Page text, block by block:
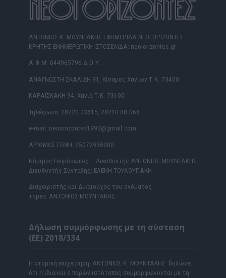
ΑΝΤΩΝΙΟΣ Κ. ΜΟΥΝΤΑΚΗΣ ΕΦΗΜΕΡΙΔΑ ΝΕΟΙ ΟΡΙΖΟΝΤΕΣ
ΚΡΗΤΗΣ ΕΝΗΜΕΡΩΤΙΚΗ ΙΣΤΟΣΕΛΙΔΑ: neoiorizontes.gr
Α.Φ.Μ. 044965796 Δ.Ο.Υ.
ΑΝΑΓΝΩΣΤΗ ΣΚΑΛΙΔΗ 91, Κίσαμος Χανίων Τ.Κ. 73400
ΚΑΡΑΪΣΚΑΚΗ 94, Χανιά Τ.Κ. 73100
Τηλέφωνα: 28220 23615, 28210 88.066
e-mail: neoiorizontes1992@gmail.com
ΑΡΙΘΜΟΣ ΓΕΜΗ: 75072958000
Νόμιμος Εκπρόσωπος – Διευθυντής ΑΝΤΩΝΙΟΣ ΜΟΥΝΤΑΚΗΣ
Διευθυντής Σύνταξης: ΕΛΕΝΗ ΤΟΥΛΟΥΠΑΚΗ
Διαχειριστής και Δικαιούχος του ονόματος
τομέα: ΑΝΤΩΝΙΟΣ ΜΟΥΝΤΑΚΗΣ
Δήλωση συμμόρφωσης με τη σύσταση
(ΕΕ) 2018/334
Η ατομική επιχείρηση ΑΝΤΩΝΙΟΣ Κ. ΜΟΥΝΤΑΚΗΣ δηλώνει
ότι η ίδια και ο παρών ιστότοπος συμμορφώνονται με τη